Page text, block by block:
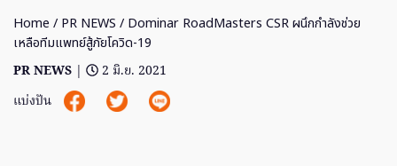
Home / PR NEWS / Dominar RoadMasters CSR ผนึกกำลังช่วย
เหลือทีมแพทย์สู้ภัยโควิด-19
PR NEWS |
2 มิ.ย. 2021
แบ่งปัน